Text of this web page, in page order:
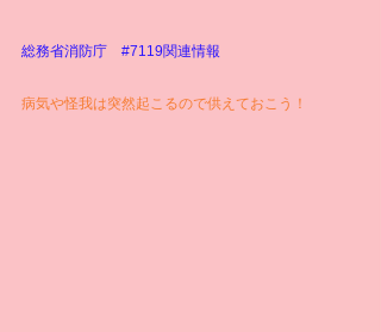
総務省消防庁 #7119関連情報
病気や怪我は突然起こるので供えておこう！